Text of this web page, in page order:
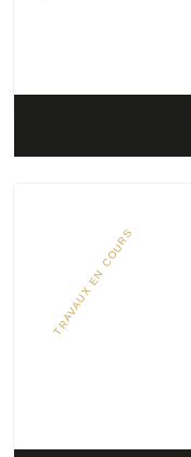
TRAVAUX EN COURS